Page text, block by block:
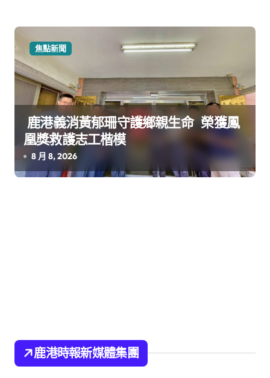
焦點新聞
鹿港義消黃郁珊守護鄉親生命 榮獲鳳
凰獎救護志工楷模
8 月 8, 2026
鹿港時報新媒體集團